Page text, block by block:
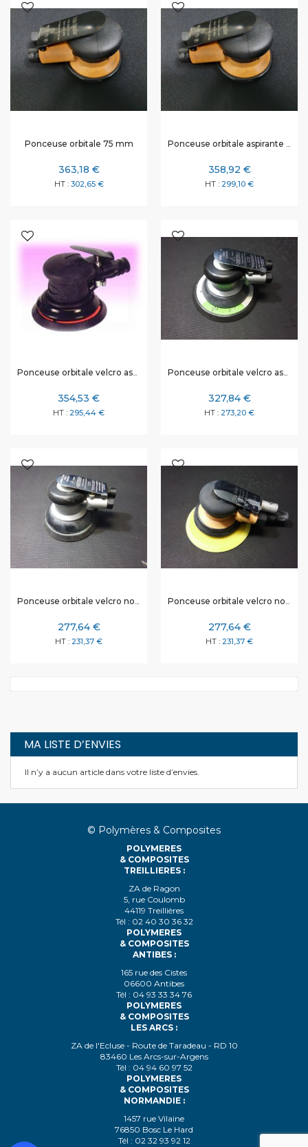
Ponceuse orbitale 75 mm
363,18 €
302,65 €
Ponceuse orbitale aspirante 75 mm
358,92 €
299,10 €
Ponceuse orbitale velcro aspirante 125 mm
354,53 €
295,44 €
Ponceuse orbitale velcro aspirante 150 mm
327,84 €
273,20 €
Ponceuse orbitale velcro non aspirante 125 mm
277,64 €
231,37 €
Ponceuse orbitale velcro non aspirante 150 mm
277,64 €
231,37 €
MA LISTE D’ENVIES
Il n’y a aucun article dans votre liste d’envies.
© Polymères & Composites
POLYMERES
& COMPOSITES
TREILLIERES :
ZA de Ragon
5, rue Coulomb
44119 Treillières
Tél : 02 40 30 36 32
POLYMERES
& COMPOSITES
ANTIBES :
165 rue des Cistes
06600 Antibes
Tél : 04 93 33 34 76
POLYMERES
& COMPOSITES
LES ARCS :
ZA de l'Ecluse - Route de Taradeau - RD 10
83460 Les Arcs-sur-Argens
Tél : 04 94 60 97 52
POLYMERES
& COMPOSITES
NORMANDIE :
1457 rue Vilaine
76850 Bosc Le Hard
Tél : 02 32 93 92 12